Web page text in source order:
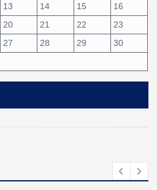
13 14 15
16
20 21 22
23
27 28 29
30